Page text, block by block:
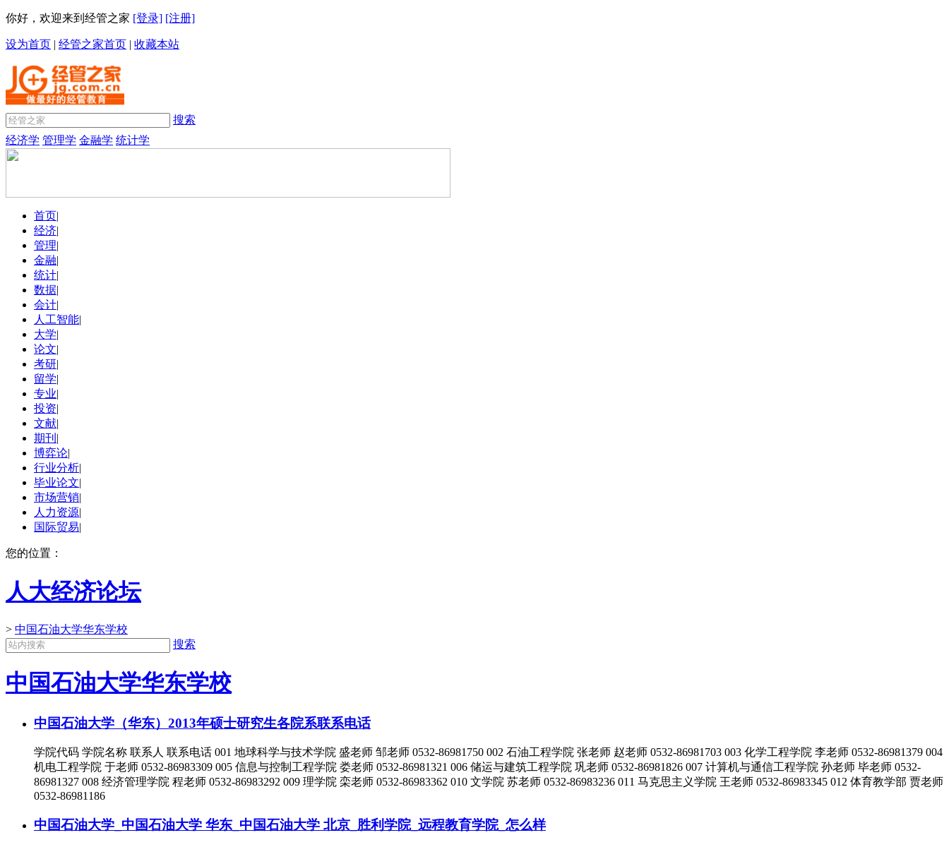
你好，欢迎来到经管之家 [登录] [注册]
设为首页 | 经管之家首页 | 收藏本站
搜索
经济学 管理学 金融学 统计学
首页|
经济|
管理|
金融|
统计|
数据|
会计|
人工智能|
大学|
论文|
考研|
留学|
专业|
投资|
文献|
期刊 |
博弈论|
行业分析|
毕业论文|
市场营销|
人力资源|
国际贸易|
您的位置：
人大经济论坛
> 中国石油大学华东学校
搜索
中国石油大学华东学校
中国石油大学（华东）2013年硕士研究生各院系联系电话
学院代码 学院名称 联系人 联系电话 001 地球科学与技术学院 盛老师 邹老师 0532-86981750 002 石油工程学院 张老师 赵老师 0532-86981703 003 化学工程学院 李老师 0532-86981379 004
机电工程学院 于老师 0532-86983309 005 信息与控制工程学院 娄老师 0532-86981321 006 储运与建筑工程学院 巩老师 0532-86981826 007 计算机与通信工程学院 孙老师 毕老师 0532-
86981327 008 经济管理学院 程老师 0532-86983292 009 理学院 栾老师 0532-86983362 010 文学院 苏老师 0532-86983236 011 马克思主义学院 王老师 0532-86983345 012 体育教学部 贾老师
0532-86981186
中国石油大学_中国石油大学 华东_中国石油大学 北京_胜利学院_远程教育学院_怎么样